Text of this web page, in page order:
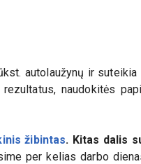
autolaužynų ir
naudokitės
žibintas. Kitas dalis
per kelias darbo